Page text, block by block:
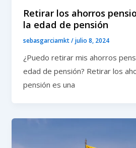
Retirar los ahorros
la edad de pensión
sebasgarciamkt/julio 8, 2024
¿Puedo retirar mis ahorros
edad de pensión? Retirar los
pensión es una